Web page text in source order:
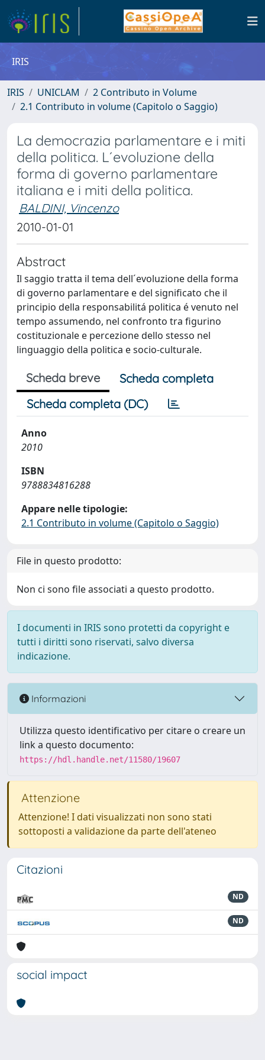
IRIS
IRIS UNICLAM
2 Contributo in Volume
2.1 Contributo in volume (Capitolo o Saggio)
La democrazia parlamentare e i miti
della politica. L´evoluzione della
forma di governo parlamentare
italiana e i miti della politica.
BALDINI, Vincenzo
2010-01-01
Abstract
Il saggio tratta il tema dell´evoluzione della forma
di governo parlamentare e del significato che il
principio della responsabilitá politica é venuto nel
tempo assumendo, nel confronto tra figurino
costituzionale e percezione dello stesso nel
linguaggio della politica e socio-culturale.
Scheda breve
Scheda completa
Scheda completa (DC)
Anno
2010
ISBN
9788834816288
Appare nelle tipologie:
2.1 Contributo in volume (Capitolo o Saggio)
File in questo prodotto:
Non ci sono file associati a questo prodotto.
I documenti in IRIS sono protetti da copyright e
tutti i diritti sono riservati, salvo diversa
indicazione.
Informazioni
Utilizza questo identificativo per citare o creare un
link a questo documento:
https://hdl.handle.net/11580/19607
Attenzione
Attenzione! I dati visualizzati non sono stati
sottoposti a validazione da parte dell'ateneo
Citazioni
ND
ND
social impact